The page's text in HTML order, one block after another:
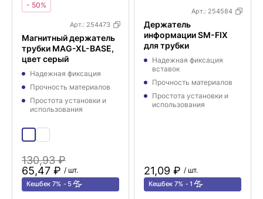
- 50%
Арт.: 254473
Магнитный держатель
трубки MAG-XL-BASE,
цвет серый
Надежная фиксация
Прочность материалов
Простота установки и
использования
130,93 ₽
65,47 ₽ / шт.
Кешбек 7% 5
Арт.: 254584
Держатель
информации SM-FIX
для трубки
Надежная фиксация
вставок
Прочность материалов
Простота установки и
использования
21,09 ₽ / шт.
Кешбек 7% 1